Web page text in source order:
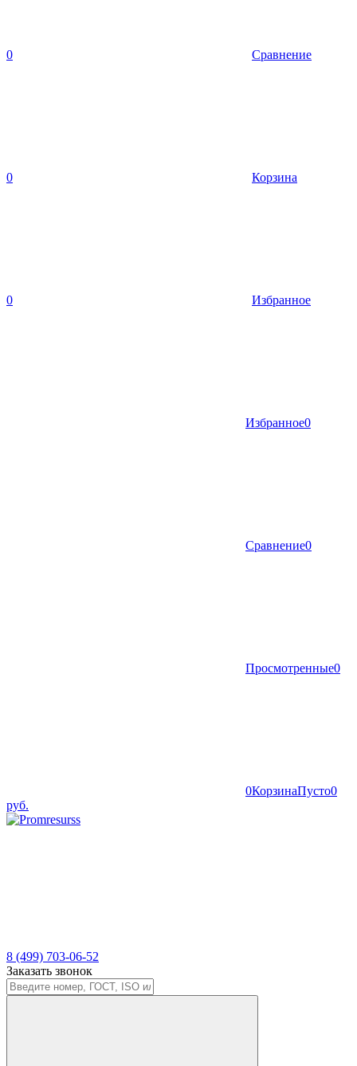
0 Сравнение
0 Корзина
0 Избранное
Избранное0
Сравнение0
Просмотренные0
0КорзинаПусто0
руб.
8 (499) 703-06-52
Заказать звонок